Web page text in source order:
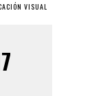
VISUAL